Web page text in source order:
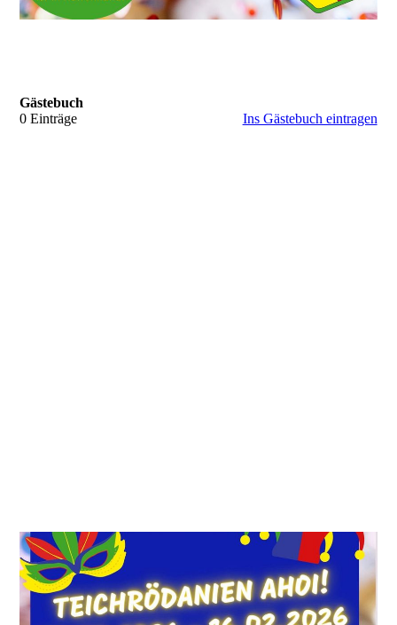
Gästebuch
0 Einträge
Ins Gästebuch eintragen